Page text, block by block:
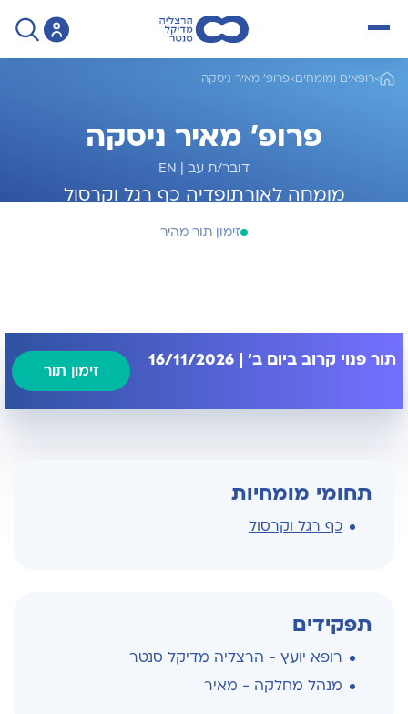
>רופאים ומומחים>פרופ' מאיר ניסקה
פרופ' מאיר ניסקה
דובר/ת עב |
EN
מומחה לאורתופדיה כף רגל וקרסול
זימון תור מהיר
תור פנוי קרוב ביום ב' | 16/11/2026
זימון תור
תחומי מומחיות
כף רגל וקרסול
תפקידים
רופא יועץ - הרצליה מדיקל סנטר
מנהל מחלקה - מאיר